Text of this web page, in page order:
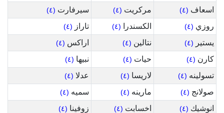
اسعاف (٤) مركريت (٤) سيرفارت (٤)
روزي (٤) الكسندرا (٤) تاراز (٤)
يستير (٤) نتالين (٤) اراكس (٤)
كارن (٤) حيات (٤) نبيها (٤)
تسولينه (٤) لاريسا (٤) عدلا (٤)
صولانج (٤) مارينه (٤) سميه (٤)
انوشيك (٤) اخسابت (٤) زوفينا (٤)